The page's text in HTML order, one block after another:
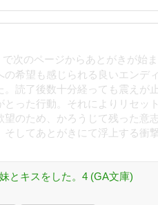
で次のページからあとがきが始
の希望も感じられる良いエンデ
読了後数十分経っても震えが
とった行動。それによりリセッ
望のため、かろうじて残った意
してあとがきにて浮上する衝
とキスをした。4 (GA文庫)